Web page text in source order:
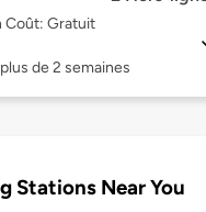
Coût: Gratuit
de 2 semaines
Stations Near You